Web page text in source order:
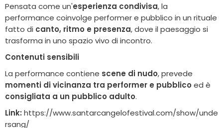
Pensata come un'esperienza condivisa, la
performance coinvolge performer e pubblico in un rituale
fatto di canto, ritmo e presenza, dove il paesaggio si
trasforma in uno spazio vivo di incontro.
Contenuti sensibili
La performance contiene scene di nudo, prevede
momenti di vicinanza tra performer e pubblico ed è
consigliata a un pubblico adulto.
Link: https://www.santarcangelofestival.com/show/unde
rsang/